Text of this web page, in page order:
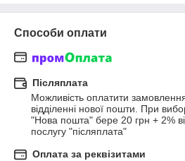
Способи оплати
Післяплата
Можливість оплатити
відділенні нової пошти. При
"Нова пошта" бере 20 грн + 2%
послугу "післяплата"
Оплата за реквізитами